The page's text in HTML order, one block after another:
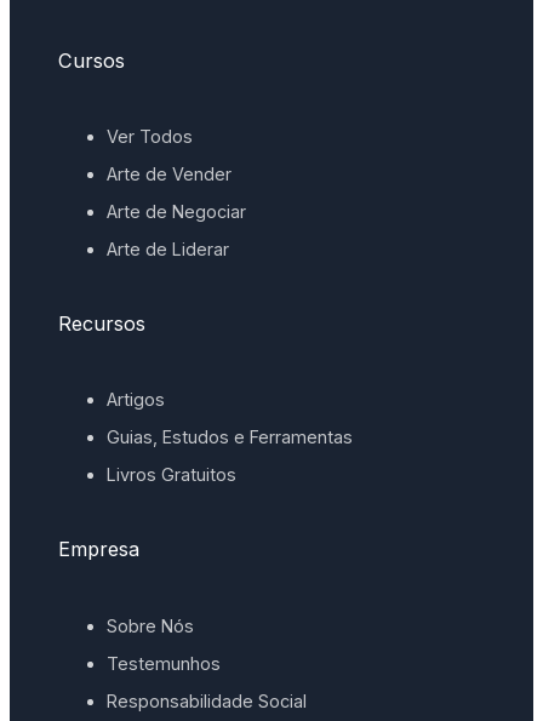
Cursos
Ver Todos
Arte de Vender
Arte de Negociar
Arte de Liderar
Recursos
Artigos
Guias, Estudos e Ferramentas
Livros Gratuitos
Empresa
Sobre Nós
Testemunhos
Responsabilidade Social